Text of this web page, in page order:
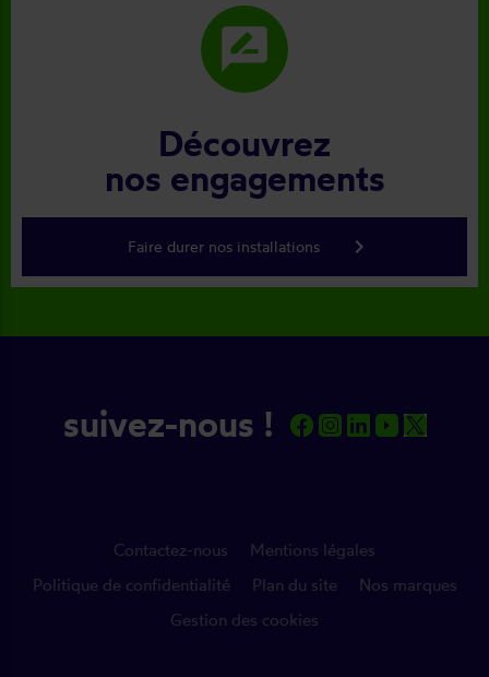
rate_review
Découvrez
nos engagements
Faire durer nos installations keyboard_arrow_right
suivez-nous !
Contactez-nous
Mentions légales
Politique de confidentialité
Plan du site
Nos marques
Gestion des cookies